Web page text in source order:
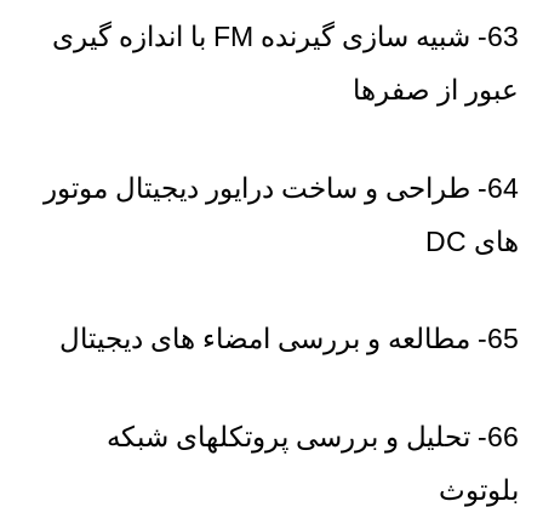
63- شبیه سازی گیرنده FM با اندازه گیری
عبور از صفرها
64- طراحی و ساخت درایور دیجیتال موتور
های DC
65- مطالعه و بررسی امضاء های دیجیتال
66- تحلیل و بررسی پروتکلهای شبکه
بلوتوث